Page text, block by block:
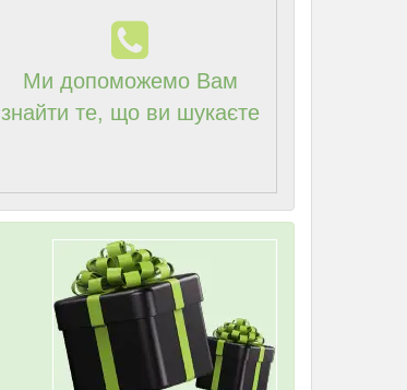
Ми допоможемо Вам
знайти те, що ви шукаєте